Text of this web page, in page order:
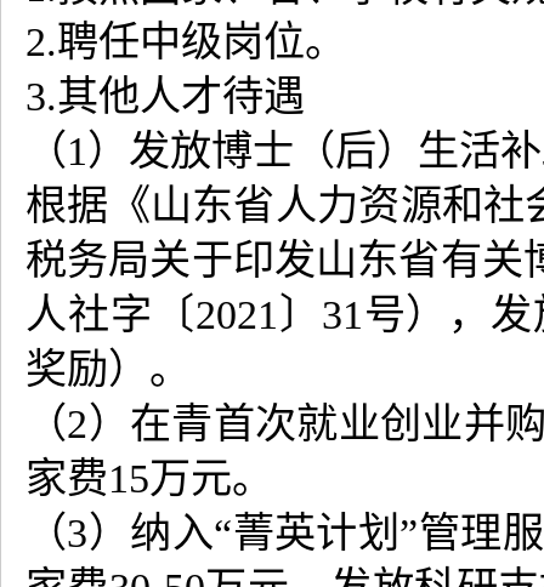
2.聘任中级岗位。
3.其他人才待遇
（1）发放博士（后）生活
根据《山东省人力资源和
税务局关于印发山东省有关
人社字〔2021〕31号），
奖励）。
（2）在青首次就业创业并
家费15万元。
（3）纳入“菁英计划”管理